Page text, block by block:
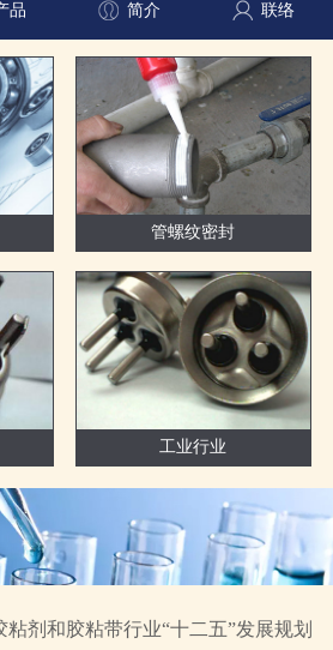
品 简介 联络
管螺纹密封
工业行业
粘剂和胶粘带行业“十二五”发展规划